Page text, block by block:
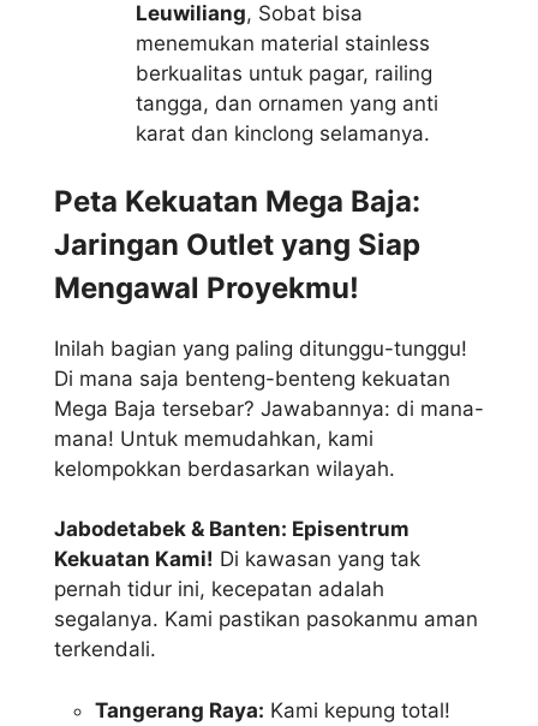
Leuwiliang, Sobat bisa
menemukan material stainless
berkualitas untuk pagar, railing
tangga, dan ornamen yang anti
karat dan kinclong selamanya.
Peta Kekuatan Mega Baja:
Jaringan Outlet yang Siap
Mengawal Proyekmu!
Inilah bagian yang paling ditunggu-tunggu!
Di mana saja benteng-benteng kekuatan
Mega Baja tersebar? Jawabannya: di mana-
mana! Untuk memudahkan, kami
kelompokkan berdasarkan wilayah.
Jabodetabek & Banten: Episentrum
Kekuatan Kami! Di kawasan yang tak
pernah tidur ini, kecepatan adalah
segalanya. Kami pastikan pasokanmu aman
terkendali.
Tangerang Raya: Kami kepung total!